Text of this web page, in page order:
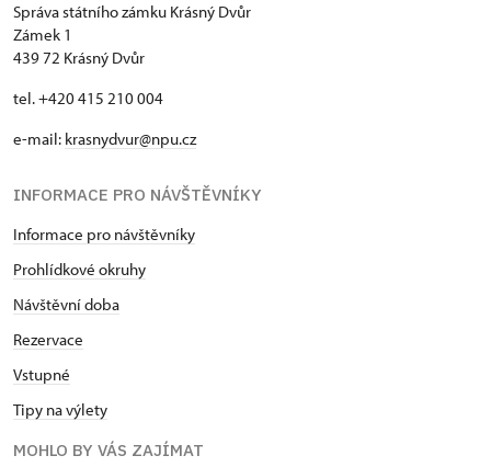
Správa státního zámku Krásný Dvůr
Zámek 1
439 72 Krásný Dvůr
tel. +420 415 210 004
e-mail: krasnydvur@npu.cz
INFORMACE PRO NÁVŠTĚVNÍKY
Informace pro návštěvníky
Prohlídkové okruhy
Návštěvní doba
Rezervace
Vstupné
Tipy na výlety
MOHLO BY VÁS ZAJÍMAT